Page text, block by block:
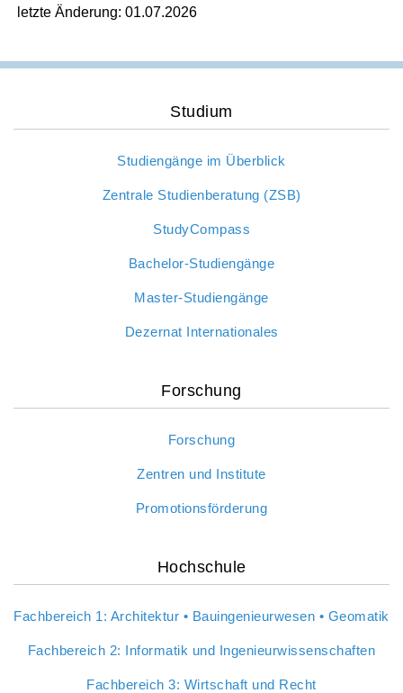
letzte Änderung: 01.07.2026
Studium
Studiengänge im Überblick
Zentrale Studienberatung (ZSB)
StudyCompass
Bachelor-Studiengänge
Master-Studiengänge
Dezernat Internationales
Forschung
Forschung
Zentren und Institute
Promotionsförderung
Hochschule
Fachbereich 1: Architektur • Bauingenieurwesen • Geomatik
Fachbereich 2: Informatik und Ingenieurwissenschaften
Fachbereich 3: Wirtschaft und Recht